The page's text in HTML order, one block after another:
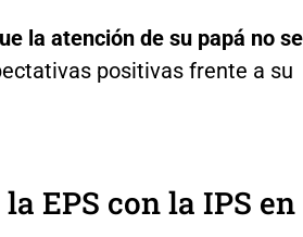
la atención de su papá no
positivas frente a su
EPS con la IPS en